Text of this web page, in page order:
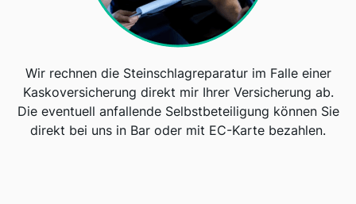
Wir rechnen die Steinschlagreparatur im Falle einer
Kaskoversicherung direkt mir Ihrer Versicherung ab.
Die eventuell anfallende Selbstbeteiligung können Sie
direkt bei uns in Bar oder mit EC-Karte bezahlen.